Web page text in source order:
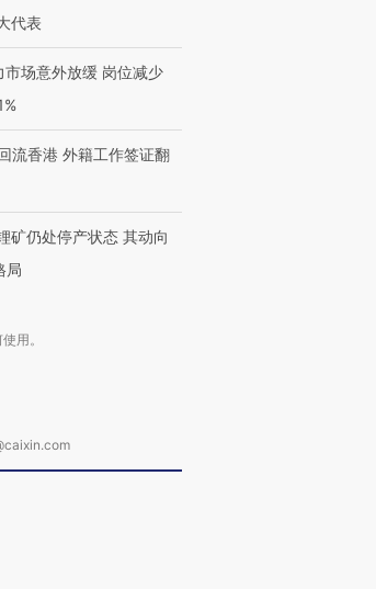
代 用街头抗争将教
拱下台
机”？难民潮撕裂西班牙
别呈现】寻找100种
思的生活方式·第三对
【商旅对话】华住集团
CFO：不靠规模取胜，华
代表
市场意外放缓 岗位减少
流香港 外籍工作签证翻
矿仍处停产状态 其动向
局
用。